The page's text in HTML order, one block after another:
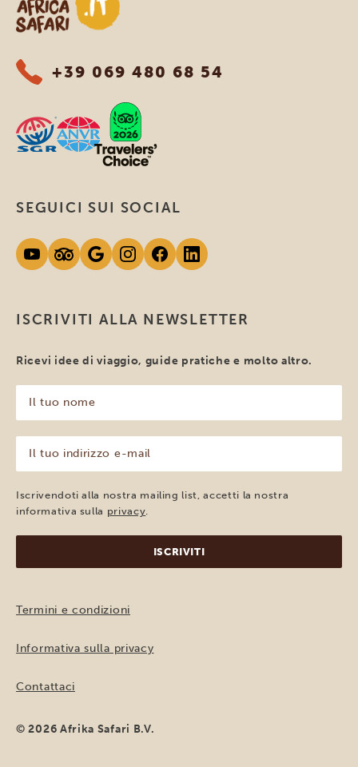
+39 069 480 68 54
ISCRIVITI ALLA NEWSLETTER
Ricevi idee di viaggio, guide pratiche e molto altro.
tuo
nome
(Obbligatorio)
tuo
indirizzo
e-
mail
Iscrivendoti alla nostra mailing list, accetti la nostra
informativa sulla privacy.
SEGUICI SUI SOCIAL
Termini e condizioni
Informativa sulla privacy
Contattaci
© 2026 Afrika Safari B.V.